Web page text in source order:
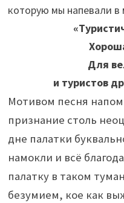
которую мы напевали в
Для
и туристов
Мотивом песня
признание столь
дне палатки
намокли и всё
палатку в таком
безумием, кое как